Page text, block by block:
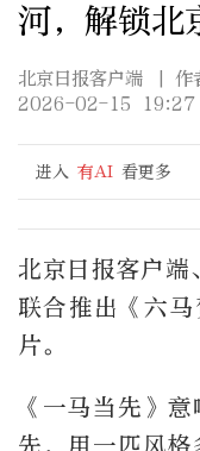
河，解锁北
北京日报客户端
| 作
2026-02-15 19:27
进入 有AI 看更多
北京日报客户
联合推出《六
片。
《一马当先》